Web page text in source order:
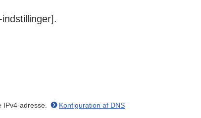
indstillinger].
adresse. Konfiguration af DNS